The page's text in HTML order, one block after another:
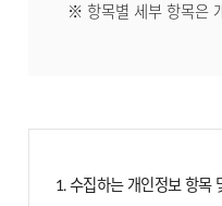
※ 항목별 세부 항목은
1. 수집하는 개인정보 항목